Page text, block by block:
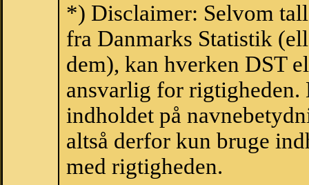
*) Disclaimer: Selvom
fra Danmarks Statistik
dem), kan hverken DST
ansvarlig for
indholdet på
altså derfor kun bruge
med rigtigheden.